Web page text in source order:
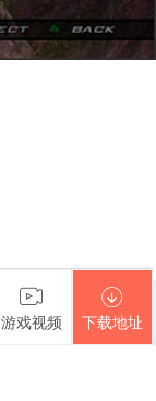
游戏视频 下载地址